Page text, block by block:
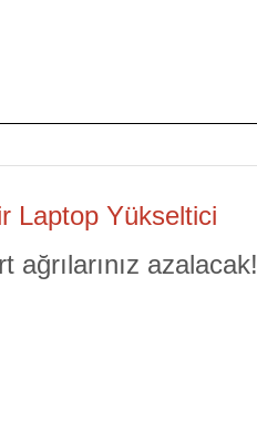
Laptop Yükseltici
azalacak!